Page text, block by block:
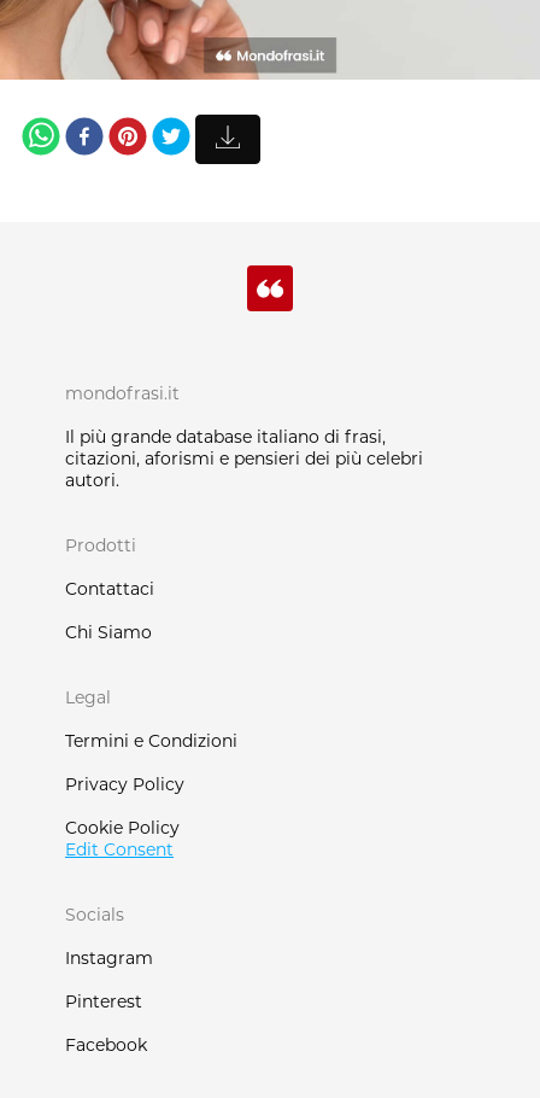
mondofrasi.it
Il più grande database italiano di frasi,
citazioni, aforismi e pensieri dei più celebri
autori.
Prodotti
Contattaci
Chi Siamo
Legal
Termini e Condizioni
Privacy Policy
Cookie Policy
Edit Consent
Socials
Instagram
Pinterest
Facebook